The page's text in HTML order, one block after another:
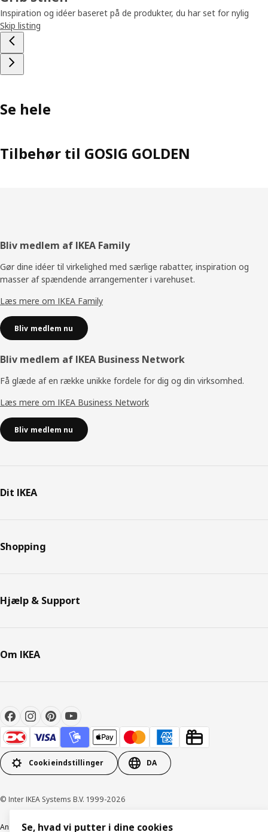
Inspiration og idéer baseret på de produkter, du har set for nylig
Skip listing
Se hele
Tilbehør til GOSIG GOLDEN
Footer
Bliv medlem af IKEA Family
Gør dine idéer til virkelighed med særlige rabatter, inspiration og
masser af spændende arrangementer i varehuset.
Læs mere om IKEA Family
Bliv medlem nu
Bliv medlem af IKEA Business Network
Få glæde af en række unikke fordele for dig og din virksomhed.
Læs mere om IKEA Business Network
Bliv medlem nu
Dit IKEA
Shopping
Hjælp & Support
Om IKEA
Cookieindstillinger DA
© Inter IKEA Systems B.V. 1999-2026
Ansvarlig rapporteringCookiepolitikDigital tilgængelighed
Se, hvad vi putter i dine cookies